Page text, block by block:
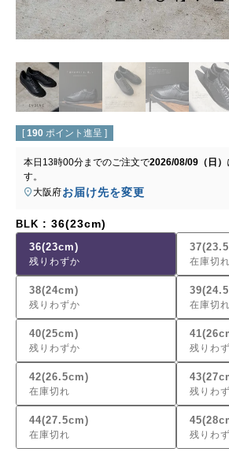
[ 190 ポイント進呈 ]
本日 13時00分までのご注文で2026/08/09（日）
す。
大阪府お届け先を変更
BLK 36(23cm)
36(23cm)
残りわずか 在庫切れ
38(24cm)
残りわずか 在庫切れ
40(25cm)
残りわずか 残りわ
42(26.5cm)
在庫切れ 残りわ
44(27.5cm)
在庫切れ 残りわ